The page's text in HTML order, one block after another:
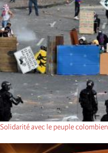
Solidarité avec le peuple colombien